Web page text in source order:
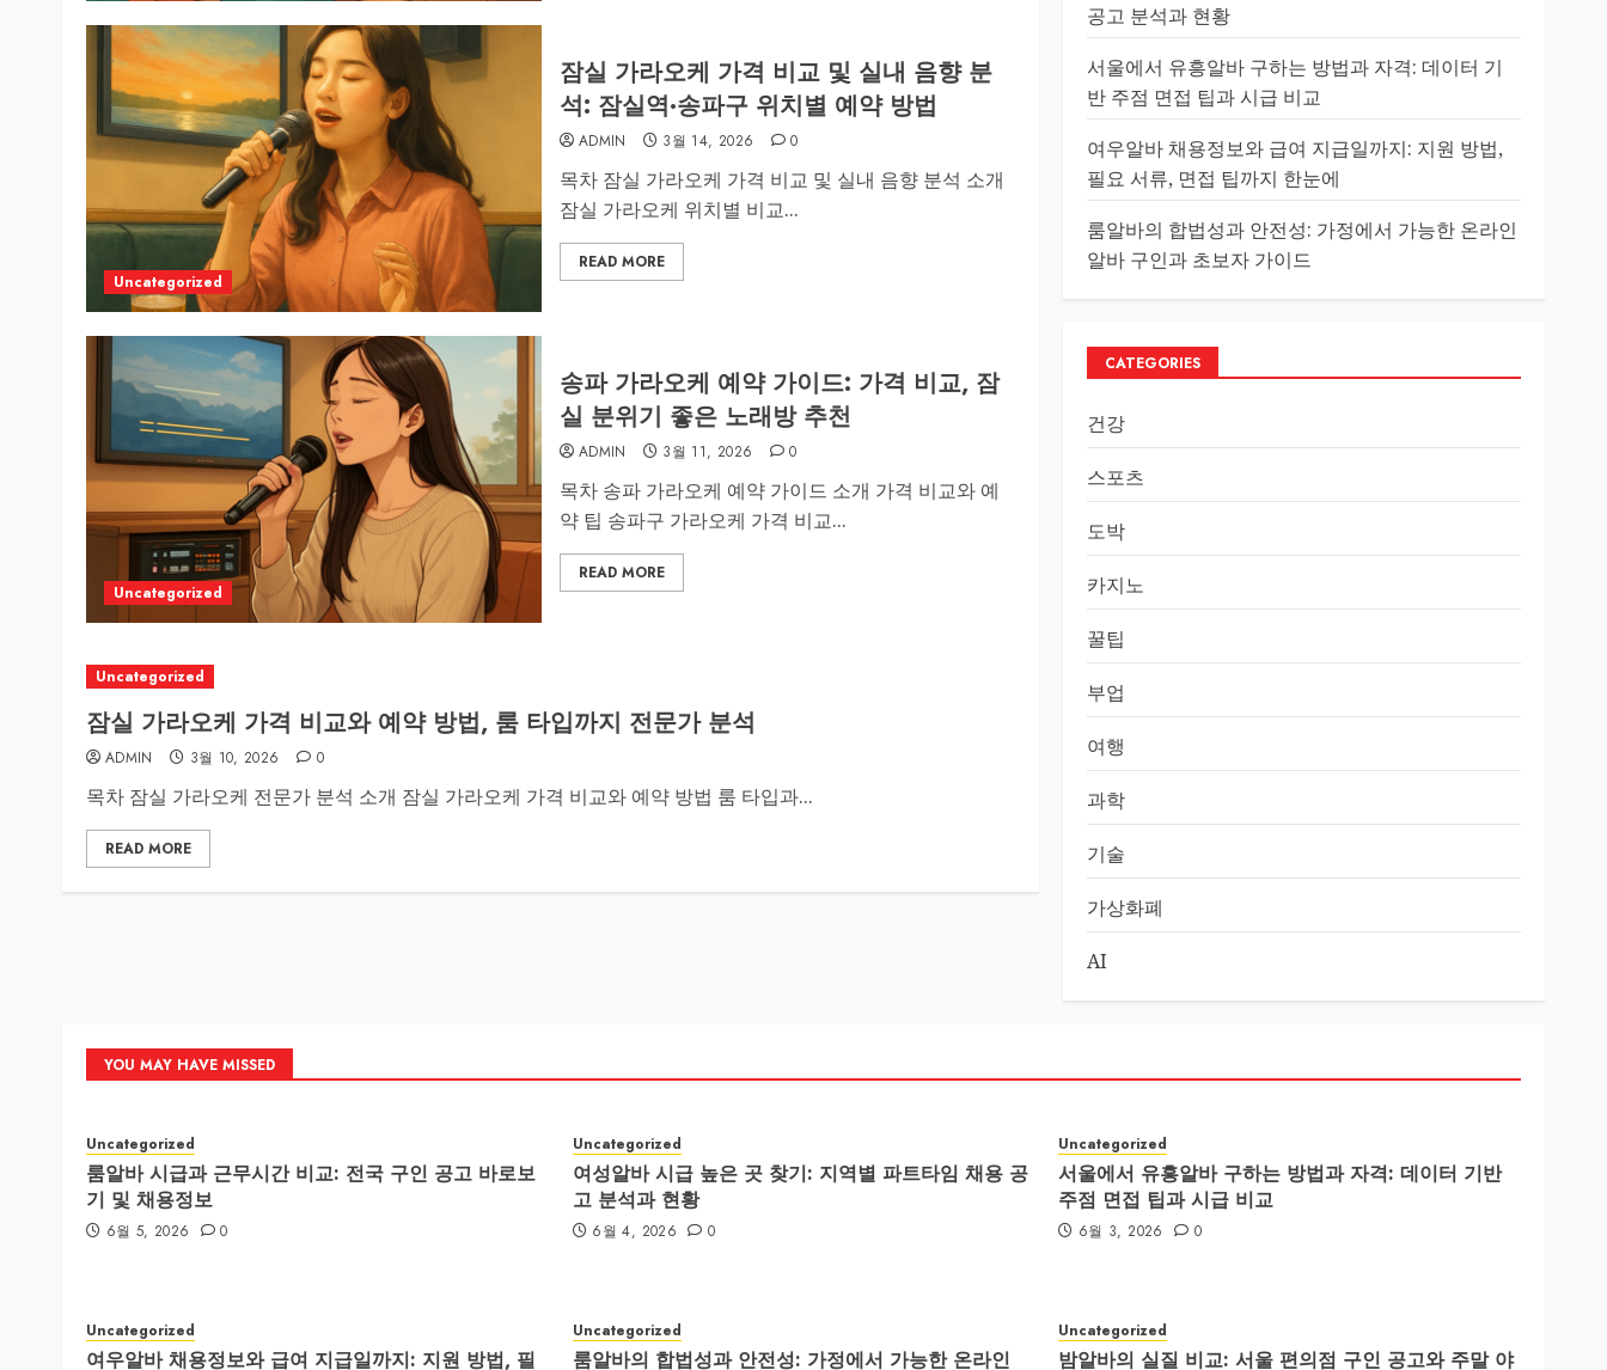
Uncategorized
잠실 가라오케 가격 비교 및 실내 음향 분
석: 잠실역·송파구 위치별 예약 방법
ADMIN 3월 14, 2026 0
목차 잠실 가라오케 가격 비교 및 실내 음향 분석 소개
잠실 가라오케 위치별 비교...
READ MORE
Uncategorized
송파 가라오케 예약 가이드: 가격 비교, 잠
실 분위기 좋은 노래방 추천
ADMIN 3월 11, 2026 0
목차 송파 가라오케 예약 가이드 소개 가격 비교와 예
약 팁 송파구 가라오케 가격 비교...
READ MORE
Uncategorized
잠실 가라오케 가격 비교와 예약 방법, 룸 타입까지 전문가 분석
ADMIN 3월 10, 2026 0
목차 잠실 가라오케 전문가 분석 소개 잠실 가라오케 가격 비교와 예약 방법 룸 타입과...
READ MORE
공고 분석과 현황
서울에서 유흥알바 구하는 방법과 자격: 데이터 기
반 주점 면접 팁과 시급 비교
여우알바 채용정보와 급여 지급일까지: 지원 방법,
필요 서류, 면접 팁까지 한눈에
룸알바의 합법성과 안전성: 가정에서 가능한 온라인
알바 구인과 초보자 가이드
CATEGORIES
건강
스포츠
도박
카지노
꿀팁
부업
여행
과학
기술
가상화폐
AI
YOU MAY HAVE MISSED
Uncategorized
룸알바 시급과 근무시간 비교: 전국 구인 공고 바로보
기 및 채용정보
6월 5, 2026 0
Uncategorized
여성알바 시급 높은 곳 찾기: 지역별 파트타임 채용 공
고 분석과 현황
6월 4, 2026 0
Uncategorized
서울에서 유흥알바 구하는 방법과 자격: 데이터 기반
주점 면접 팁과 시급 비교
6월 3, 2026 0
Uncategorized
여우알바 채용정보와 급여 지급일까지: 지원 방법, 필
Uncategorized
룸알바의 합법성과 안전성: 가정에서 가능한 온라인
Uncategorized
밤알바의 실질 비교: 서울 편의점 구인 공고와 주말 야